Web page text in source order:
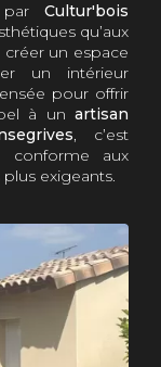
par Cultur'bois
qu’aux
créer un espace
un intérieur
pour offrir
à un artisan
, c’est
conforme aux
exigeants.